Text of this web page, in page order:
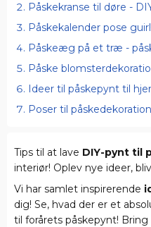
Påskekranse til døre -
Påskekalender pose
Påskeæg på et træ -
Påske
Ideer til påskepynt til
Poser til påskedekoration
Tips til at lave DIY-pynt til
interiør! Oplev nye ideer,
Vi har samlet inspirerende
dig! Se, hvad der er et
til forårets påskepynt!